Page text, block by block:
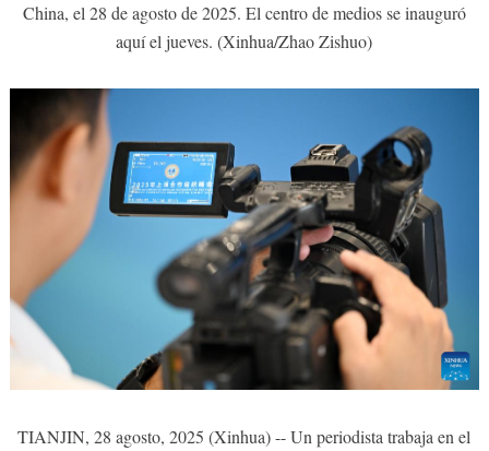
China, el 28 de agosto de 2025. El centro de medios se inauguró
aquí el jueves. (Xinhua/Zhao Zishuo)
TIANJIN, 28 agosto, 2025 (Xinhua) -- Un periodista trabaja en el